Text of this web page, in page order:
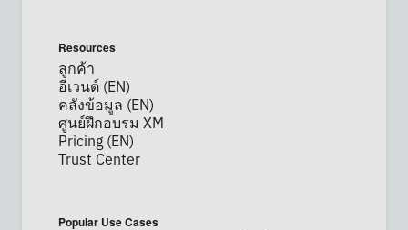
Resources
ลูกค้า
อีเวนต์ (EN)
คลังข้อมูล (EN)
ศูนย์ฝึกอบรม XM
Pricing (EN)
Trust Center
Popular Use Cases